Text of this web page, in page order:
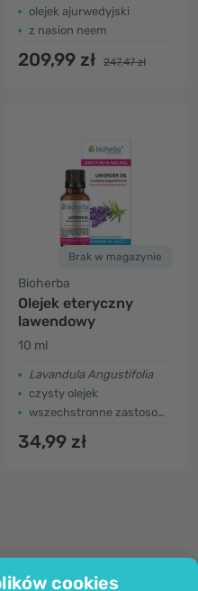
cookies
olejek ajurwedyjski
z nasion neem
209,99 zł 247,47 zł
Brak w magazynie
Bioherba
Olejek eteryczny
lawendowy
10 ml
Lavandula Angustifolia
czysty olejek
wszechstronne zastosowanie
34,99 zł